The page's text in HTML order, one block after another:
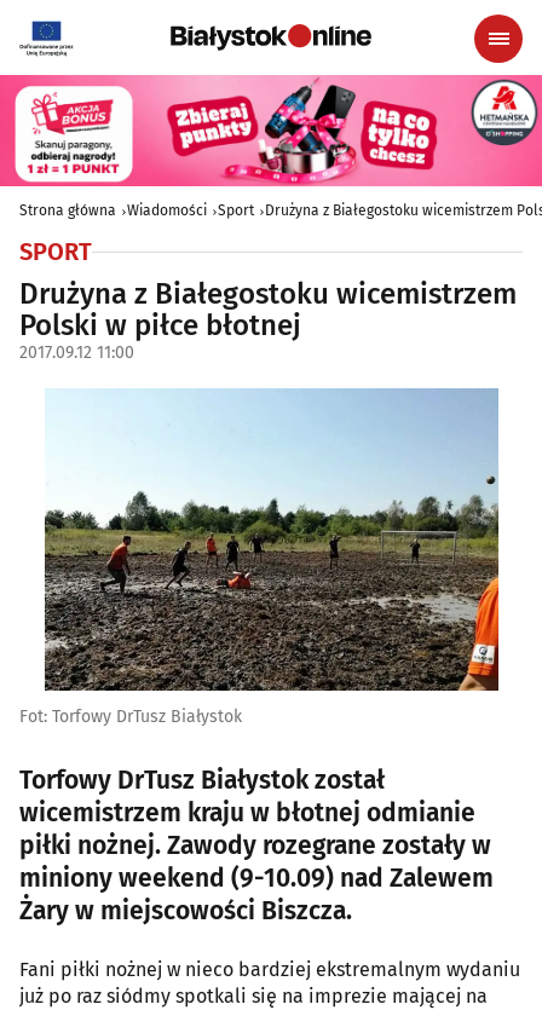
Strona główna Wiadomości Sport Drużyna z Białegostoku wicemistrzem
SPORT
Drużyna z Białegostoku wicemistrzem
Polski w piłce błotnej
2017.09.12 11:00
Fot: Torfowy DrTusz Białystok
Torfowy DrTusz Białystok został
wicemistrzem kraju w błotnej odmianie
piłki nożnej. Zawody rozegrane zostały w
miniony weekend (9-10.09) nad Zalewem
Żary w miejscowości Biszcza.
Fani piłki nożnej w nieco bardziej ekstremalnym wydaniu
już po raz siódmy spotkali się na imprezie mającej na